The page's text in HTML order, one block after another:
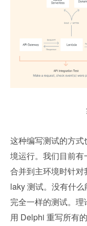
这种编写测试的方
境运行。我们目前
合并到主环境时针
laky 测试。没有什
完全一样的测试。理
用 Delphi 重写所有